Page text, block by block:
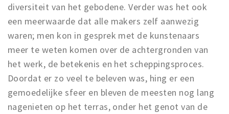
diversiteit van het gebodene. Verder was het ook
een meerwaarde dat alle makers zelf aanwezig
waren; men kon in gesprek met de kunstenaars
meer te weten komen over de achtergronden van
het werk, de betekenis en het scheppingsproces.
Doordat er zo veel te beleven was, hing er een
gemoedelijke sfeer en bleven de meesten nog lang
nagenieten op het terras, onder het genot van de